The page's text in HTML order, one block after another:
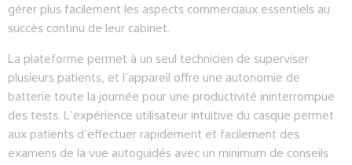
gérer plus facilement les aspects commerciaux essentiels au
succès continu de leur cabinet.
La plateforme permet à un seul technicien de superviser
plusieurs patients, et l’appareil offre une autonomie de
batterie toute la journée pour une productivité ininterrompue
des tests. L’expérience utilisateur intuitive du casque permet
aux patients d’effectuer rapidement et facilement des
examens de la vue autoguidés avec un minimum de conseils